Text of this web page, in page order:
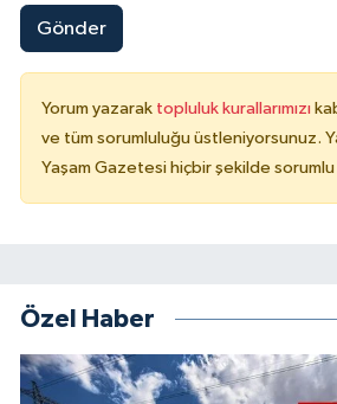
Gönder
Yorum yazarak topluluk kurallarımızı
ve tüm sorumluluğu üstleniyorsunuz.
Yaşam Gazetesi hiçbir şekilde
Özel Haber